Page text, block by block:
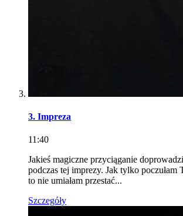
3. Impreza
11:40
Jakieś magiczne przyciąganie
podczas tej imprezy. Jak tylko
to nie umiałam przestać...
Szczegóły